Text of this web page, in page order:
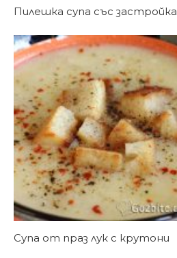
Пилешка супа със застройка
Супа от праз лук с крутони